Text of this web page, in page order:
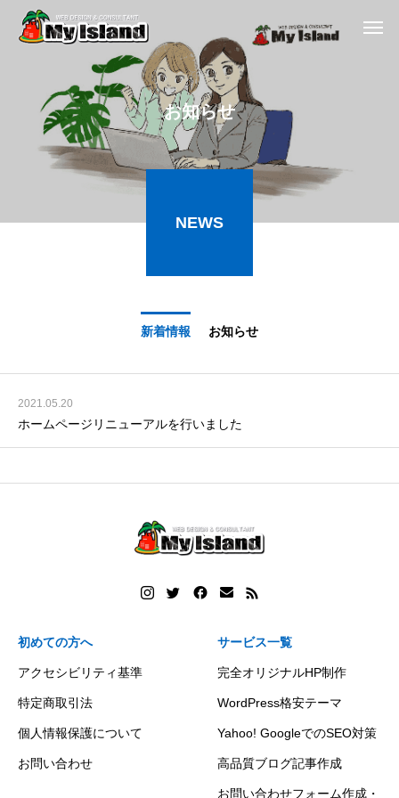
お知らせ
NEWS
新着情報 お知らせ
2021.05.20
ホームページリニューアルを行いました
初めての方へ
アクセシビリティ基準
特定商取引法
個人情報保護について
お問い合わせ
サービス一覧
完全オリジナルHP制作
WordPress格安テーマ
Yahoo! GoogleでのSEO対策
高品質ブログ記事作成
お問い合わせフォーム作成・